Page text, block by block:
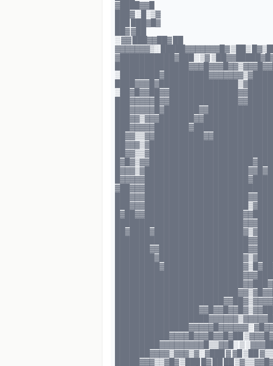
▓████▓▓█
███▓ ░█░▒▓
███ ███▓█▓
██▓ ▓██
░ ▓▓ ███▓▓██▓ ██
▓▓▓▓▓▓▓▒░ █████▓▓▓▓▓▓▓█▓ ▒██▒
▓███████████▓███░ ▒▓
███████████████▓▓▓▓▓█▓▓▓▓▓▓░
███████████▓▓▓▓█▓▓▓█▓▓█▓██
█████████▓▓▓▓▓▓▓▓▓█▒▒▓▓█░ ▒
███████▓▓▓▓▒▓▓▓▒▓░ ▓███ ▓ ▓█ ▒██
█████▓▓▓▒▒▓█▓ ▒███ █▓ ██ ██